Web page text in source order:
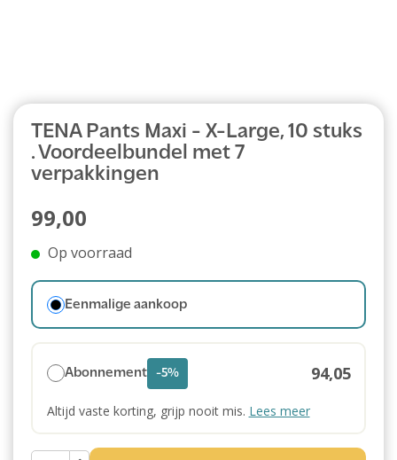
TENA Pants Maxi - X-Large, 10 stuks
. Voordeelbundel met 7
verpakkingen
99,00
Op voorraad
Eenmalige aankoop
Abonnement -5% 94,05
Altijd vaste korting, grijp nooit mis. Lees meer